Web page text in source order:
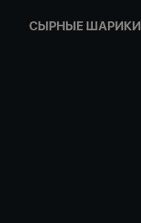
СЫРНЫЕ ШАРИКИ